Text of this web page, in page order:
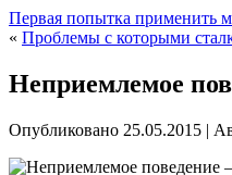
Первая попытка применить
« Проблемы с которыми
Неприемлемое
Опубликовано 25.05.2015 |